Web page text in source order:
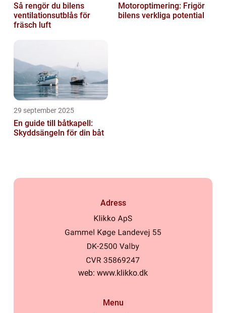
Så rengör du bilens
ventilationsutblås för
fräsch luft
Motoroptimering: Frigör
bilens verkliga potential
29 september 2025
En guide till båtkapell:
Skyddsängeln för din båt
Adress
web: www.klikko.dk
Menu